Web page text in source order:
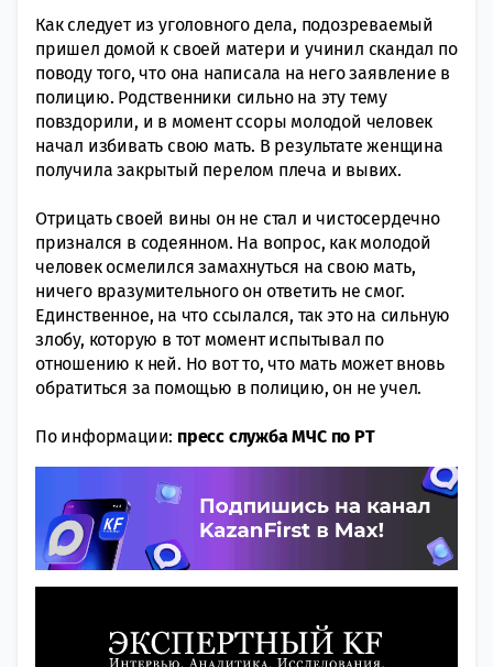
Как следует из уголовного дела, подозреваемый
пришел домой к своей матери и учинил скандал по
поводу того, что она написала на него заявление в
полицию. Родственники сильно на эту тему
повздорили, и в момент ссоры молодой человек
начал избивать свою мать. В результате женщина
получила закрытый перелом плеча и вывих.
Отрицать своей вины он не стал и чистосердечно
признался в содеянном. На вопрос, как молодой
человек осмелился замахнуться на свою мать,
ничего вразумительного он ответить не смог.
Единственное, на что ссылался, так это на сильную
злобу, которую в тот момент испытывал по
отношению к ней. Но вот то, что мать может вновь
обратиться за помощью в полицию, он не учел.
По информации: пресс служба МЧС по РТ